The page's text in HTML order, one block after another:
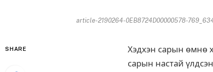
article-2190264-0EB8724D00000578-
SHARE
Хэдхэн сарын өмнө
сарын настай